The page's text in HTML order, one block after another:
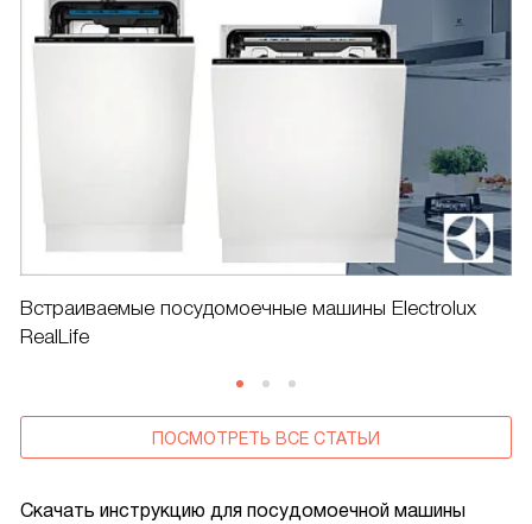
Скачать инструкцию для посудомоечной машины
Встраиваемые посудомоечные машины Electrolux
RealLife
ПОСМОТРЕТЬ ВСЕ СТАТЬИ